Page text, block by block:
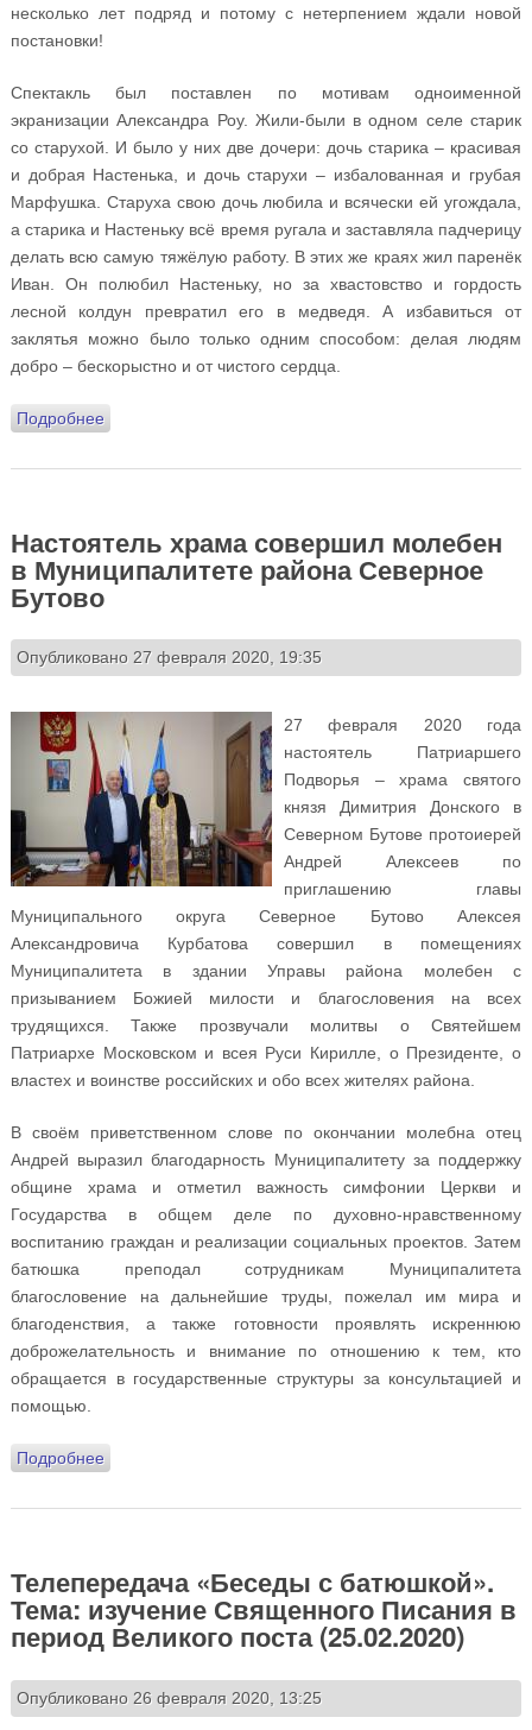
несколько лет подряд и потому с нетерпением ждали новой
постановки!
Спектакль был поставлен по мотивам одноименной
экранизации Александра Роу. Жили-были в одном селе старик
со старухой. И было у них две дочери: дочь старика – красивая
и добрая Настенька, и дочь старухи – избалованная и грубая
Марфушка. Старуха свою дочь любила и всячески ей угождала,
а старика и Настеньку всё время ругала и заставляла падчерицу
делать всю самую тяжёлую работу. В этих же краях жил паренёк
Иван. Он полюбил Настеньку, но за хвастовство и гордость
лесной колдун превратил его в медведя. А избавиться от
заклятья можно было только одним способом: делая людям
добро – бескорыстно и от чистого сердца.
Подробнеео Рождественская сказка 2020: «Морозко» (+ ВИДЕО!)
Настоятель храма совершил молебен
в Муниципалитете района Северное
Бутово
Опубликовано 27 февраля 2020, 19:35
27 февраля 2020 года
настоятель Патриаршего
Подворья – храма святого
князя Димитрия Донского в
Северном Бутове протоиерей
Андрей Алексеев по
приглашению главы
Муниципального округа Северное Бутово Алексея
Александровича Курбатова совершил в помещениях
Муниципалитета в здании Управы района молебен с
призыванием Божией милости и благословения на всех
трудящихся. Также прозвучали молитвы о Святейшем
Патриархе Московском и всея Руси Кирилле, о Президенте, о
властех и воинстве российских и обо всех жителях района.
В своём приветственном слове по окончании молебна отец
Андрей выразил благодарность Муниципалитету за поддержку
общине храма и отметил важность симфонии Церкви и
Государства в общем деле по духовно-нравственному
воспитанию граждан и реализации социальных проектов. Затем
батюшка преподал сотрудникам Муниципалитета
благословение на дальнейшие труды, пожелал им мира и
благоденствия, а также готовности проявлять искреннюю
доброжелательность и внимание по отношению к тем, кто
обращается в государственные структуры за консультацией и
помощью.
Подробнеео Настоятель храма совершил молебен в
Телепередача «Беседы с батюшкой».
Тема: изучение Священного Писания в
период Великого поста (25.02.2020)
Опубликовано 26 февраля 2020, 13:25